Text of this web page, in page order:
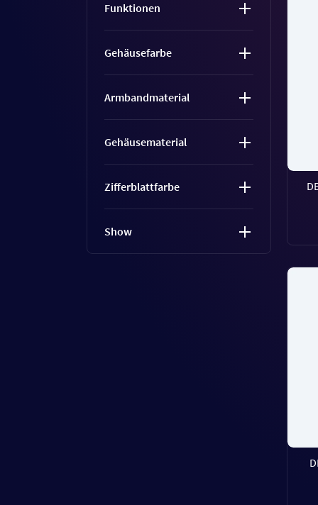
Funktionen
Gehäusefarbe
Armbandmaterial
Gehäusematerial
Zifferblattfarbe
Show